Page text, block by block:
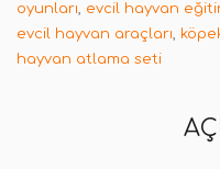
oyunları, evcil hayvan
evcil hayvan araçları,
hayvan atlama seti